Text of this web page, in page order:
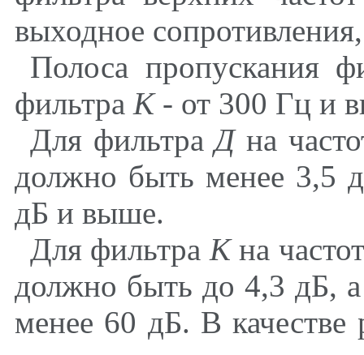
выходное
Полоса пропускания
фильтра К- от 300 Гц и
Для фильтраДна
должно быть менее 3,5
дБ и выше.
Для фильтра Кна
должно быть до 4,3 дБ,
менее 60 дБ. В качестве